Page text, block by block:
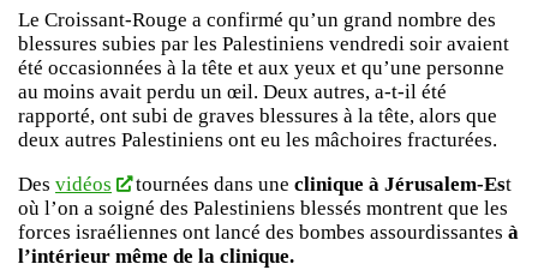
Le Croissant-Rouge a confirmé qu’un grand nombre des
blessures subies par les Palestiniens vendredi soir avaient
été occasionnées à la tête et aux yeux et qu’une personne
au moins avait perdu un œil. Deux autres, a-t-il été
rapporté, ont subi de graves blessures à la tête, alors que
deux autres Palestiniens ont eu les mâchoires fracturées.
Des vidéos tournées dans une clinique à Jérusalem-Est
où l’on a soigné des Palestiniens blessés montrent que les
forces israéliennes ont lancé des bombes assourdissantes à
l’intérieur même de la clinique.